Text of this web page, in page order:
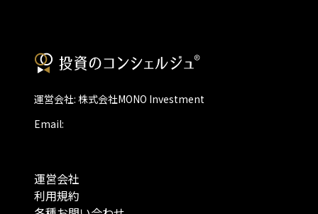
運営会社: 株式会社MONO Investment
Email:
運営会社
利用規約